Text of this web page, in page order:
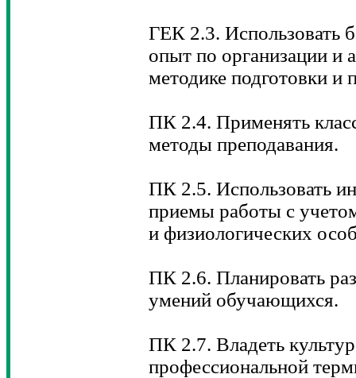
ГЕК 2.3. Использовать
опыт по организации и
методике подготовки и
ПК 2.4. Применять
методы преподавания.
ПК 2.5. Использовать
приемы работы с
и физиологических
ПК 2.6. Планировать
умений обучающихся.
ПК 2.7. Владеть
профессиональной